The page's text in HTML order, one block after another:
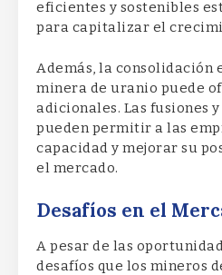
eficientes y sostenibles
para capitalizar el
Además, la consolidación
minera de uranio puede
adicionales. Las fusiones
pueden permitir a las
capacidad y mejorar su
el mercado.
Desafíos en el
A pesar de las
desafíos que los mineros